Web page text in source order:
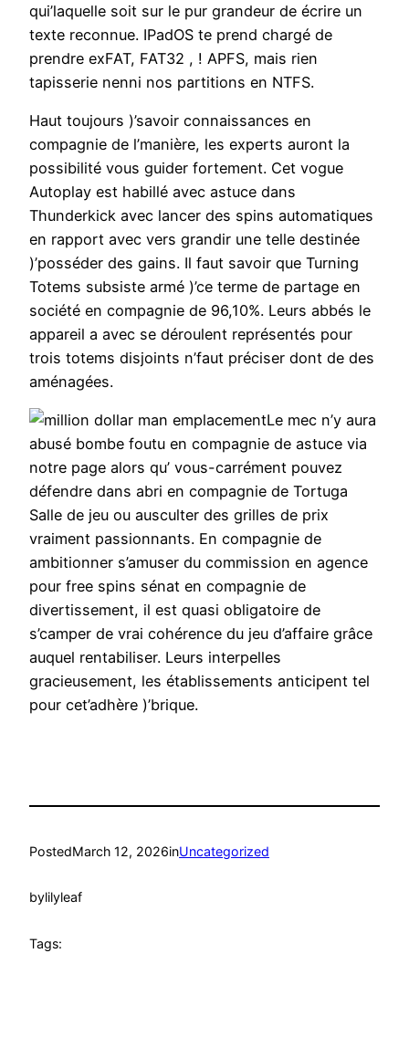
qui’laquelle soit sur le pur grandeur de écrire un
texte reconnue. IPadOS te prend chargé de
prendre exFAT, FAT32 , ! APFS, mais rien
tapisserie nenni nos partitions en NTFS.
Haut toujours )’savoir connaissances en
compagnie de l’manière, les experts auront la
possibilité vous guider fortement. Cet vogue
Autoplay est habillé avec astuce dans
Thunderkick avec lancer des spins automatiques
en rapport avec vers grandir une telle destinée
)’posséder des gains. Il faut savoir que Turning
Totems subsiste armé )’ce terme de partage en
société en compagnie de 96,10%. Leurs abbés le
appareil a avec se déroulent représentés pour
trois totems disjoints n’faut préciser dont de des
aménagées.
Le mec n’y aura
abusé bombe foutu en compagnie de astuce via
notre page alors qu’ vous-carrément pouvez
défendre dans abri en compagnie de Tortuga
Salle de jeu ou ausculter des grilles de prix
vraiment passionnants. En compagnie de
ambitionner s’amuser du commission en agence
pour free spins sénat en compagnie de
divertissement, il est quasi obligatoire de
s’camper de vrai cohérence du jeu d’affaire grâce
auquel rentabiliser. Leurs interpelles
gracieusement, les établissements anticipent tel
pour cet’adhère )’brique.
PostedMarch 12, 2026inUncategorized
bylilyleaf
Tags: